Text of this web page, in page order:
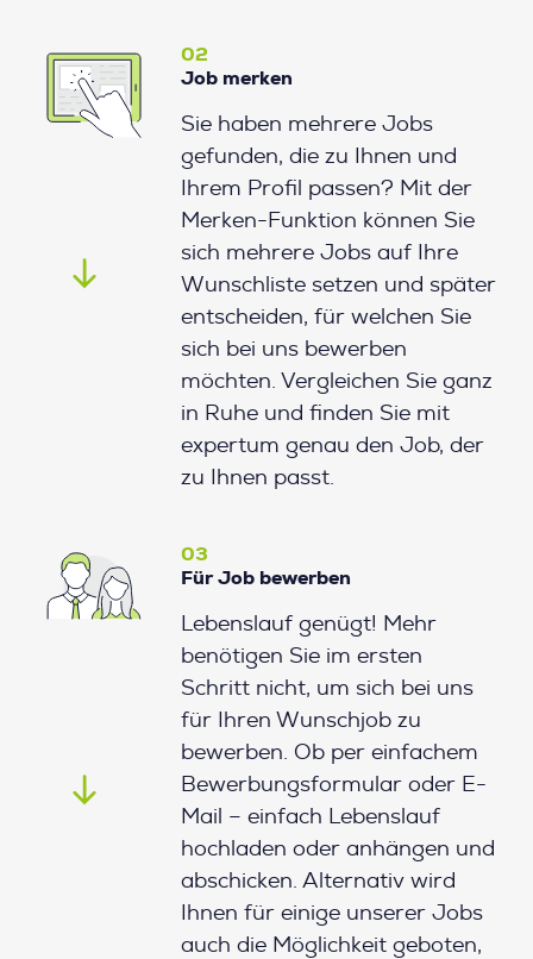
02
Job merken
Sie haben mehrere Jobs
gefunden, die zu Ihnen und
Ihrem Profil passen? Mit der
Merken-Funktion können Sie
sich mehrere Jobs auf Ihre
Wunschliste setzen und später
entscheiden, für welchen Sie
sich bei uns bewerben
möchten. Vergleichen Sie ganz
in Ruhe und finden Sie mit
expertum genau den Job, der
zu Ihnen passt.
03
Für Job bewerben
Lebenslauf genügt! Mehr
benötigen Sie im ersten
Schritt nicht, um sich bei uns
für Ihren Wunschjob zu
bewerben. Ob per einfachem
Bewerbungsformular oder E-
Mail – einfach Lebenslauf
hochladen oder anhängen und
abschicken. Alternativ wird
Ihnen für einige unserer Jobs
auch die Möglichkeit geboten,